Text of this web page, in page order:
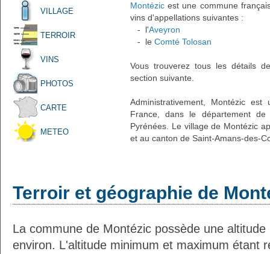
VILLAGE
TERROIR
VINS
PHOTOS
CARTE
METEO
Montézic est une commune
vins d'appellations suivantes :
- l'Aveyron
- le Comté Tolosan
Vous trouverez tous les détails
section suivante.
Administrativement, Montézic
France, dans le département
Pyrénées. Le village de Montézic
et au canton de Saint-Amans-des-
Terroir et géographie de
La commune de Montézic possède une
environ. L'altitude minimum et maximum étant